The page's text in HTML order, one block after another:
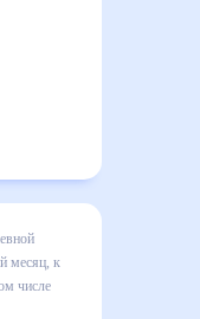
месяц
в